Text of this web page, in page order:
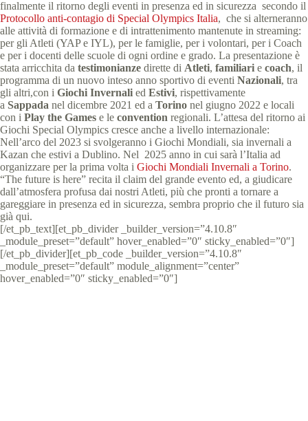
finalmente il ritorno degli eventi in presenza ed in sicurezza secondo il
Protocollo anti-contagio di Special Olympics Italia, che si alterneranno
alle attività di formazione e di intrattenimento mantenute in streaming:
per gli Atleti (YAP e IYL), per le famiglie, per i volontari, per i Coach
e per i docenti delle scuole di ogni ordine e grado. La presentazione è
stata arricchita da testimonianze dirette di Atleti, familiari e coach, il
programma di un nuovo inteso anno sportivo di eventi Nazionali, tra
gli altri,con i Giochi Invernali ed Estivi, rispettivamente
a Sappada nel dicembre 2021 ed a Torino nel giugno 2022 e locali
con i Play the Games e le convention regionali. L’attesa del ritorno ai
Giochi Special Olympics cresce anche a livello internazionale:
Nell’arco del 2023 si svolgeranno i Giochi Mondiali, sia invernali a
Kazan che estivi a Dublino. Nel 2025 anno in cui sarà l’Italia ad
organizzare per la prima volta i Giochi Mondiali Invernali a Torino.
“The future is here” recita il claim del grande evento ed, a giudicare
dall’atmosfera profusa dai nostri Atleti, più che pronti a tornare a
gareggiare in presenza ed in sicurezza, sembra proprio che il futuro sia
già qui.
[/et_pb_text][et_pb_divider _builder_version=”4.10.8″
_module_preset=”default” hover_enabled=”0″ sticky_enabled=”0″]
[/et_pb_divider][et_pb_code _builder_version=”4.10.8″
_module_preset=”default” module_alignment=”center”
hover_enabled=”0″ sticky_enabled=”0″]